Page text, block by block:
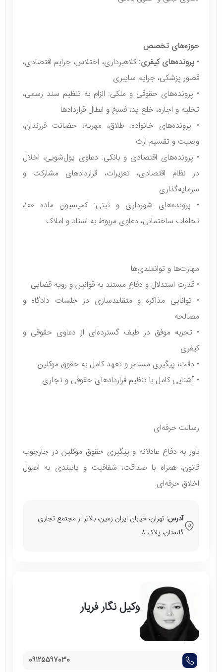
حوزه‌های تخصص
•پرونده‌های کیفری:کلاهبرداری، اختلاس، جرایم اقتصادی،
قصور پزشکی، جرایم سایبری
• پرونده‌های حقوقی و ملکی: الزام به تنظیم سند رسمی،
تخلیه و اجاره، خلع ید، فسخ و ابطال قراردادها
• پرونده‌های خانواده: طلاق، مهریه، حضانت فرزندان،
وصیت و تقسیم ارث
• پرونده‌های اقتصادی و بانکی: دعاوی پول‌شویی، اخلال
در نظام اقتصادی، تعزیرات، قراردادهای مشارکت و
سرمایه‌گذاری
• پرونده‌های شهرداری و ثبتی: کمیسیون ماده ۱۰۰،
تخلفات ساختمانی، دعاوی مربوط به اسناد و املاک
مهارت‌ها و توانمندی‌ها
• قدرت استدلال و دفاع مستند به قوانین و رویه قضایی
• توانایی مذاکره و متقاعدسازی در جلسات دادگاه و
مصالحه
• تجربه موفق در طیف گسترده‌ای از دعاوی حقوقی و
کیفری
• دقت، پیگیری مستمر و تعهد کامل به حقوق موکلین
• آشنایی کامل با تنظیم قراردادهای حقوقی و تجاری
رسالت حرفه‌ای
باور به دفاع عادلانه و پیگیری حقوق موکلین در چارچوب
قانون، همراه با صداقت، شفافیت و پایبندی به اصول
اخلاق حرفه‌ای.
آدرس: تهران، خیابان ایران زمین، بالاتر از مجتمع تجاری
گلستان، پلاک ۸
وکیل نگار فریار
09125597030